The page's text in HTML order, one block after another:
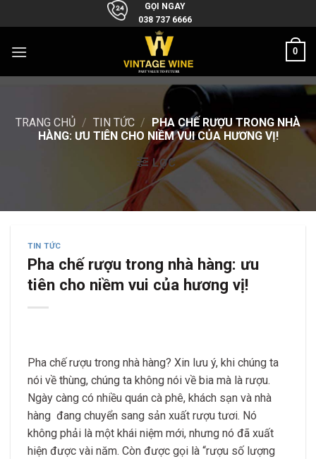
to
GỌI NGAY
038 737 6666
0
TRANG CHỦ / TIN TỨC / PHA CHẾ RƯỢU TRONG NHÀ
HÀNG: ƯU TIÊN CHO NIỀM VUI CỦA HƯƠNG VỊ!
LỌC
TIN TỨC
Pha chế rượu trong nhà hàng: ưu
tiên cho niềm vui của hương vị!
Pha chế rượu trong nhà hàng? Xin lưu ý, khi chúng ta
nói về thùng, chúng ta không nói về bia mà là rượu.
Ngày càng có nhiều quán cà phê, khách sạn và nhà
hàng đang chuyển sang sản xuất rượu tươi. Nó
không phải là một khái niệm mới, nhưng nó đã xuất
hiện được vài năm. Còn được gọi là “rượu số lượng